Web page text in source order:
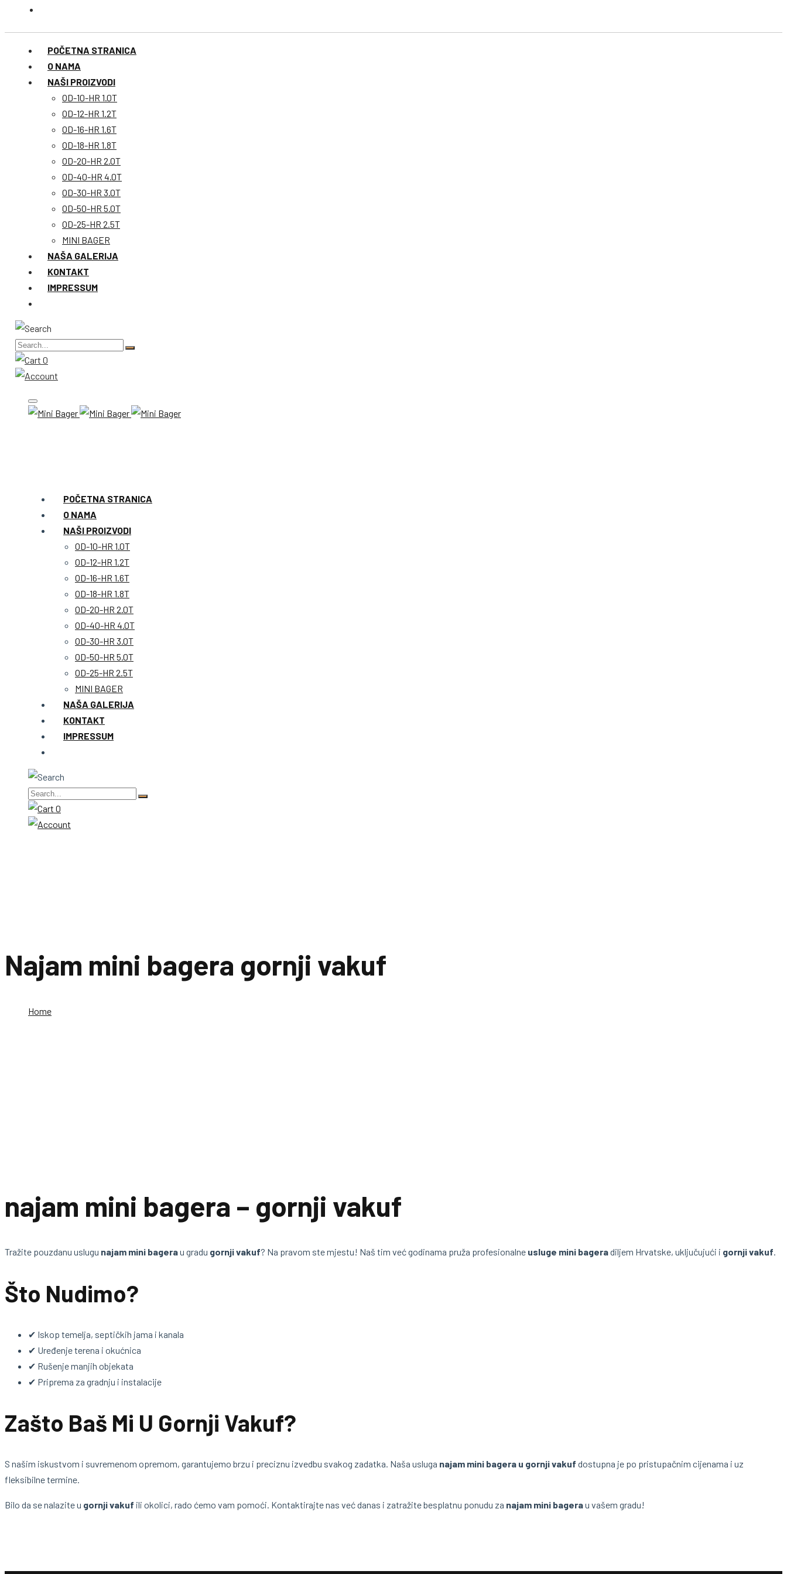
POČETNA STRANICA
O NAMA
NAŠI PROIZVODI
OD-10-HR 1.0T
OD-12-HR 1.2T
OD-16-HR 1.6T
OD-18-HR 1.8T
OD-20-HR 2.0T
OD-40-HR 4.0T
OD-30-HR 3.0T
OD-50-HR 5.0T
OD-25-HR 2.5T
MINI BAGER
NAŠA GALERIJA
KONTAKT
IMPRESSUM
0
POČETNA STRANICA
O NAMA
NAŠI PROIZVODI
OD-10-HR 1.0T
OD-12-HR 1.2T
OD-16-HR 1.6T
OD-18-HR 1.8T
OD-20-HR 2.0T
OD-40-HR 4.0T
OD-30-HR 3.0T
OD-50-HR 5.0T
OD-25-HR 2.5T
MINI BAGER
NAŠA GALERIJA
KONTAKT
IMPRESSUM
0
Najam mini bagera gornji vakuf
Home
najam mini bagera – gornji vakuf
Tražite pouzdanu uslugu najam mini bagerau gradu gornji vakuf? Na pravom ste mjestu! Naš tim već godinama pruža profesionalne usluge mini bageradiljem Hrvatske, uključujući i gornji vakuf.
Što Nudimo?
✔ Iskop temelja, septičkih jama i kanala
✔ Uređenje terena i okućnica
✔ Rušenje manjih objekata
✔ Priprema za gradnju i instalacije
Zašto Baš Mi U Gornji Vakuf?
S našim iskustvom i suvremenom opremom, garantujemo brzu i preciznu izvedbu svakog zadatka. Naša usluga najam mini bagera u gornji vakuf dostupna je po pristupačnim cijenama i uz
fleksibilne termine.
Bilo da se nalazite u gornji vakuf ili okolici, rado ćemo vam pomoći. Kontaktirajte nas već danas i zatražite besplatnu ponudu za najam mini bagerau vašem gradu!